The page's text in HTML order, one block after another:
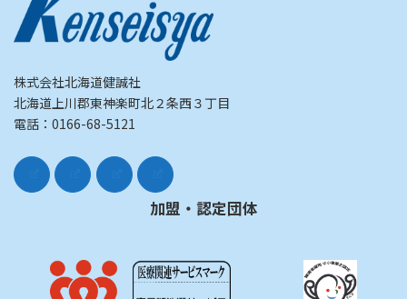
株式会社北海道健誠社
北海道上川郡東神楽町北２条西３丁目
電話：0166-68-5121
加盟・認定団体